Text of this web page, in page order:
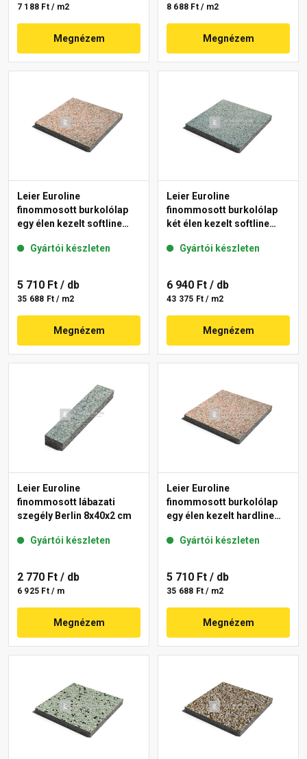
7 188 Ft / m2
Megnézem
8 688 Ft / m2
Megnézem
Leier Euroline
finommosott burkolólap
egy élen kezelt softline
Gyártói készleten
5 710 Ft / db
35 688 Ft / m2
Megnézem
Leier Euroline
finommosott burkolólap
két élen kezelt softline
Gyártói készleten
6 940 Ft / db
43 375 Ft / m2
Megnézem
Leier Euroline
finommosott lábazati
szegély Berlin 8x40x2 cm
Gyártói készleten
2 770 Ft / db
6 925 Ft / m
Megnézem
Leier Euroline
finommosott burkolólap
egy élen kezelt hardline
Gyártói készleten
5 710 Ft / db
35 688 Ft / m2
Megnézem